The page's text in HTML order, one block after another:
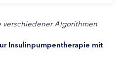
Algorithmen
Insulinpumpentherapie mit